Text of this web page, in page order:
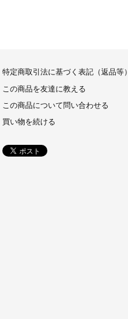
特定商取引法に基づく表記（返品等）
この商品を友達に教える
この商品について問い合わせる
買い物を続ける